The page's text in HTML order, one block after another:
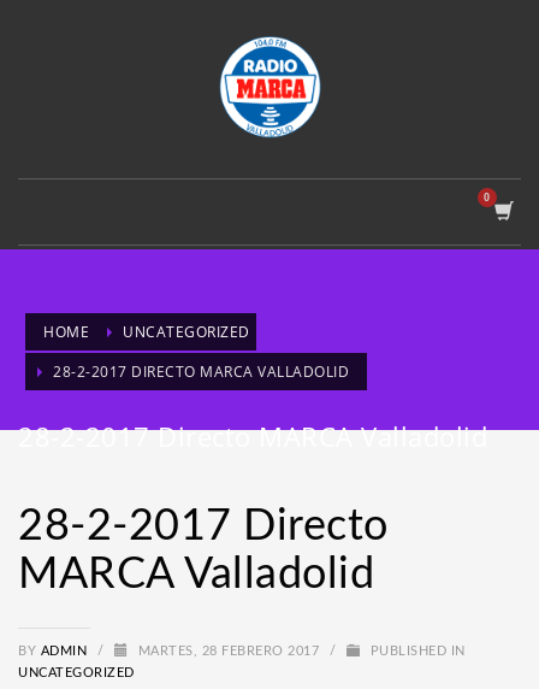
HOME
UNCATEGORIZED
28-2-2017 DIRECTO MARCA VALLADOLID
28-2-2017 Directo MARCA Valladolid
28-2-2017 Directo
MARCA Valladolid
BY ADMIN / MARTES, 28 FEBRERO 2017 /
PUBLISHED IN
UNCATEGORIZED